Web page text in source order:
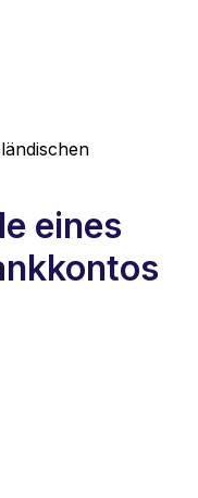
eines